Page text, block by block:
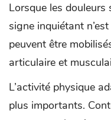
Lorsque les douleurs
signe inquiétant
peuvent être
articulaire et
L’activité physique
plus importants.